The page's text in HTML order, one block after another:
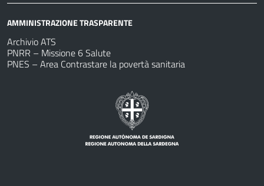
AMMINISTRAZIONE TRASPARENTE
Archivio ATS
PNRR – Missione 6 Salute
PNES – Area Contrastare la povertà sanitaria